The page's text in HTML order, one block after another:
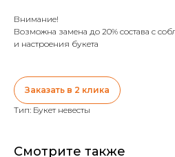
Внимание!
Возможна замена до 20% состава с
и настроения букета
Заказать в 2 клика
Тип: Букет невесты
Смотрите также